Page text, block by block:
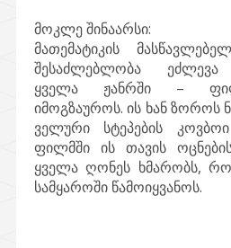
მოკლე შინაარსი:
მათემატიკის
შესაძლებლობა ეძლევა
ყველა ჟანრში –
იმოგზაუროს. ის ხან ზოროს
ველური სტეპების
ფილმში ის თავის
ყველა ღონეს ხმარობს,
სამყაროში წამოიყვანოს.